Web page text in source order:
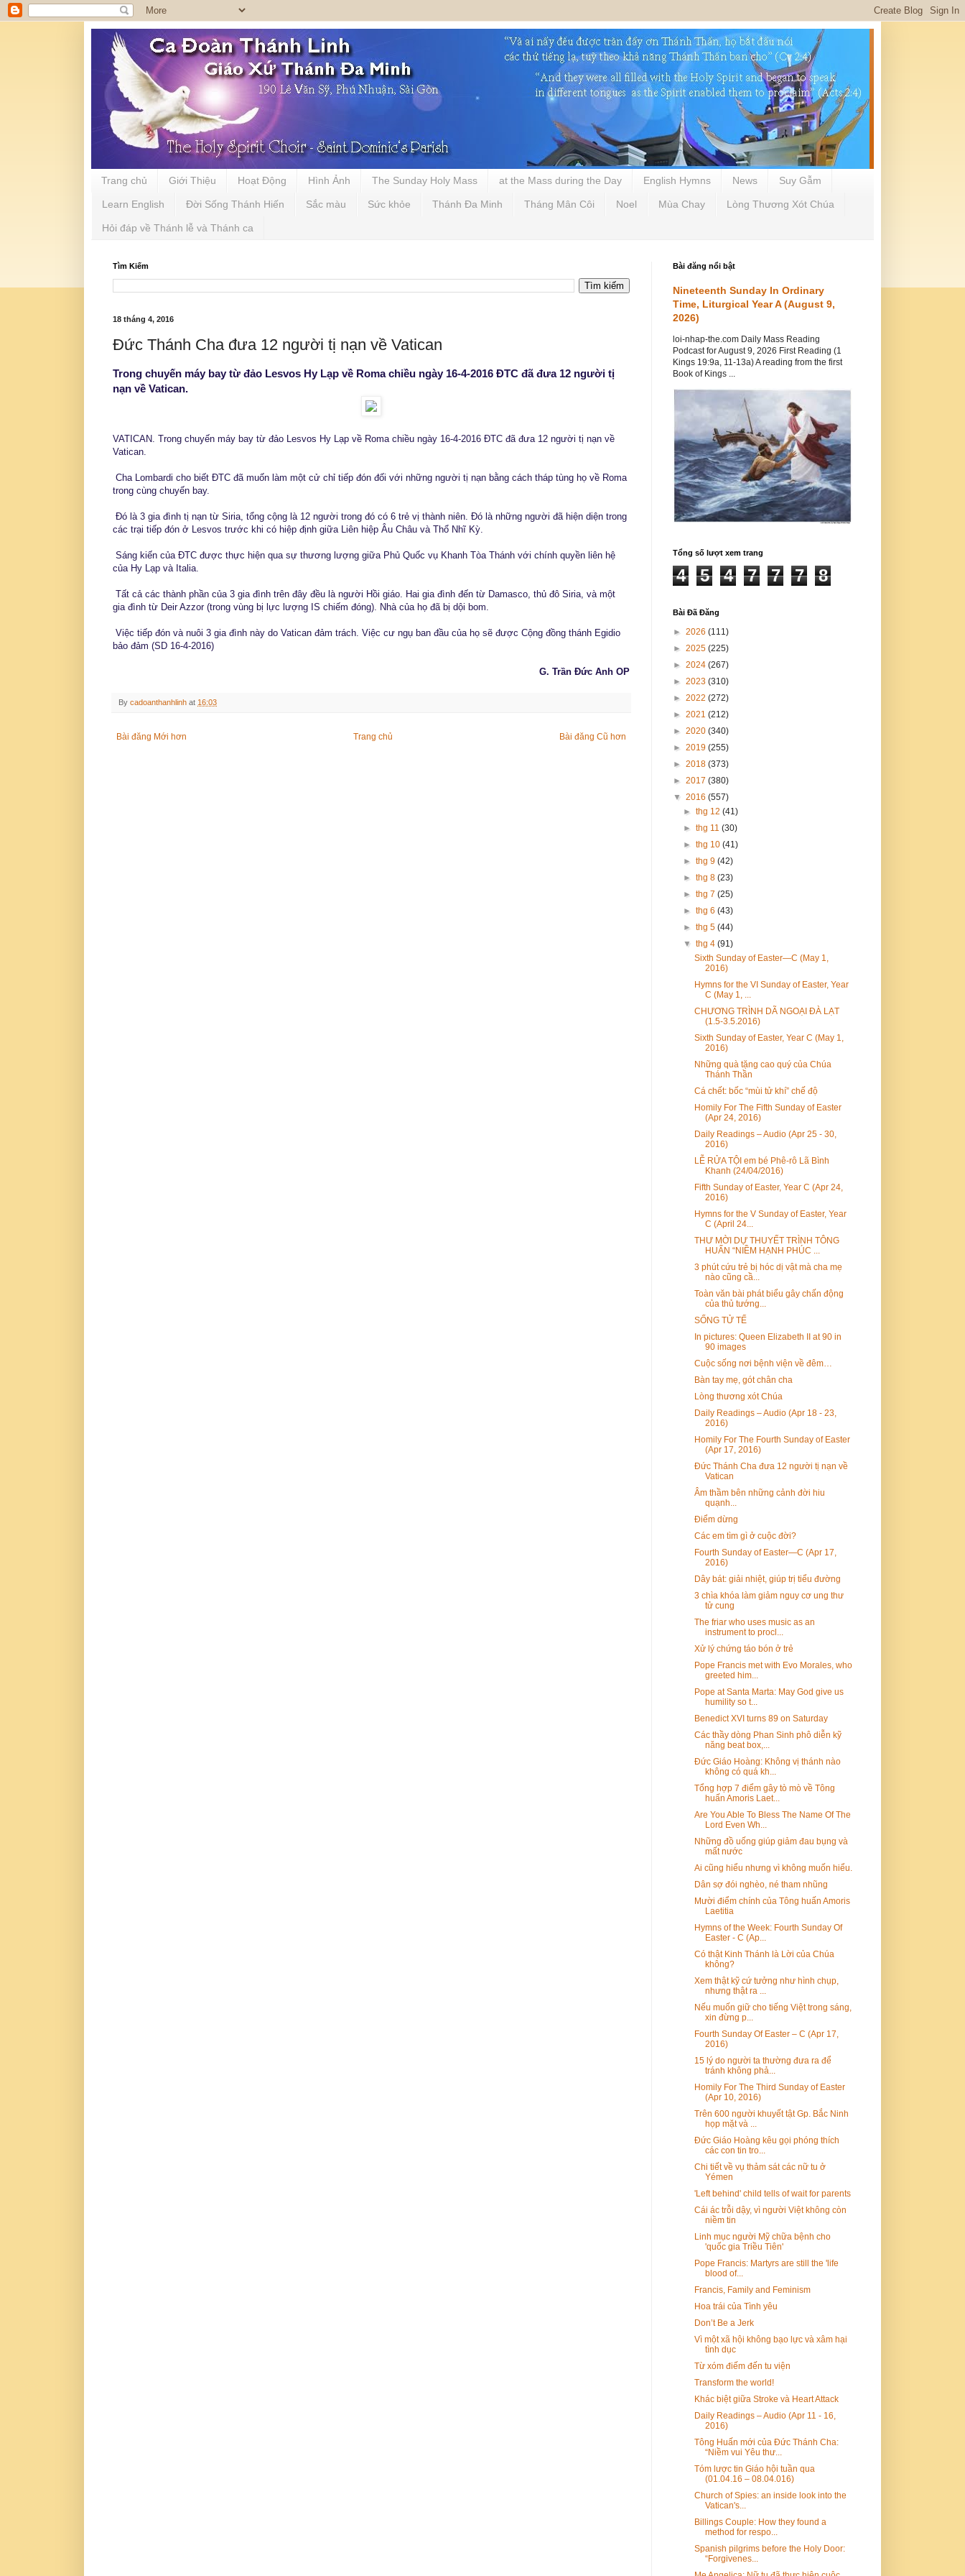
Trang chủ Giới Thiệu Hoạt Động Hình Ảnh The Sunday Holy Mass at the Mass during the Day English Hymns News Suy Gẫm
Learn English Đời Sống Thánh Hiến Sắc màu Sức khỏe Thánh Đa Minh Tháng Mân Côi Noel Mùa Chay Lòng Thương Xót Chúa
Hỏi đáp về Thánh lễ và Thánh ca
Tìm Kiếm
18 tháng 4, 2016
Đức Thánh Cha đưa 12 người tị nạn về Vatican
Trong chuyến máy bay từ đảo Lesvos Hy Lạp về Roma chiều ngày 16-4-2016 ĐTC đã đưa 12 người tị
nạn về Vatican.
VATICAN. Trong chuyến máy bay từ đảo Lesvos Hy Lạp về Roma chiều ngày 16-4-2016 ĐTC đã đưa 12 người tị nạn về
Vatican.
Cha Lombardi cho biết ĐTC đã muốn làm một cử chỉ tiếp đón đối với những người tị nạn bằng cách tháp tùng họ về Roma
trong cùng chuyến bay.
Đó là 3 gia đình tị nạn từ Siria, tổng cộng là 12 người trong đó có 6 trẻ vị thành niên. Đó là những người đã hiện diện trong
các trại tiếp đón ở Lesvos trước khi có hiệp định giữa Liên hiệp Âu Châu và Thổ Nhĩ Kỳ.
Sáng kiến của ĐTC được thực hiện qua sự thương lượng giữa Phủ Quốc vụ Khanh Tòa Thánh với chính quyền liên hệ
của Hy Lạp và Italia.
Tất cả các thành phần của 3 gia đình trên đây đều là người Hồi giáo. Hai gia đình đến từ Damasco, thủ đô Siria, và một
gia đình từ Deir Azzor (trong vùng bị lực lượng IS chiếm đóng). Nhà của họ đã bị dội bom.
Việc tiếp đón và nuôi 3 gia đình này do Vatican đảm trách. Việc cư ngụ ban đầu của họ sẽ được Cộng đồng thánh Egidio
bảo đảm (SD 16-4-2016)
G. Trần Đức Anh OP
By cadoanthanhlinh at 16:03
Bài đăng Mới hơn Bài đăng Cũ hơn
Trang chủ
Bài đăng nổi bật
Nineteenth Sunday In Ordinary
Time, Liturgical Year A (August 9,
2026)
loi-nhap-the.com Daily Mass Reading
Podcast for August 9, 2026 First Reading (1
Kings 19:9a, 11-13a) A reading from the first
Book of Kings ...
Tổng số lượt xem trang
4 5 4 7 7 7 8
Bài Đã Đăng
► 2026 (111)
► 2025 (225)
► 2024 (267)
► 2023 (310)
► 2022 (272)
► 2021 (212)
► 2020 (340)
► 2019 (255)
► 2018 (373)
► 2017 (380)
▼ 2016 (557)
►thg 12(41)
►thg 11(30)
►thg 10(41)
►thg 9(42)
►thg 8(23)
►thg 7(25)
►thg 6(43)
►thg 5(44)
▼thg 4(91)
Sixth Sunday of Easter—C (May 1,
2016)
Hymns for the VI Sunday of Easter, Year
C (May 1, ...
CHƯƠNG TRÌNH DÃ NGOẠI ĐÀ LẠT
(1.5-3.5.2016)
Sixth Sunday of Easter, Year C (May 1,
2016)
Những quà tặng cao quý của Chúa
Thánh Thần
Cá chết: bốc “mùi tử khí” chế độ
Homily For The Fifth Sunday of Easter
(Apr 24, 2016)
Daily Readings – Audio (Apr 25 - 30,
2016)
LỄ RỬA TỘI em bé Phê-rô Lã Bình
Khanh (24/04/2016)
Fifth Sunday of Easter, Year C (Apr 24,
2016)
Hymns for the V Sunday of Easter, Year
C (April 24...
THƯ MỜI DỰ THUYẾT TRÌNH TÔNG
HUẤN “NIỀM HẠNH PHÚC ...
3 phút cứu trẻ bị hóc dị vật mà cha mẹ
nào cũng cầ...
Toàn văn bài phát biểu gây chấn động
của thủ tướng...
SỐNG TỬ TẾ
In pictures: Queen Elizabeth II at 90 in
90 images
Cuộc sống nơi bệnh viện về đêm…
Bàn tay mẹ, gót chân cha
Lòng thương xót Chúa
Daily Readings – Audio (Apr 18 - 23,
2016)
Homily For The Fourth Sunday of Easter
(Apr 17, 2016)
Đức Thánh Cha đưa 12 người tị nạn về
Vatican
Âm thầm bên những cảnh đời hiu
quạnh...
Điểm dừng
Các em tìm gì ở cuộc đời?
Fourth Sunday of Easter—C (Apr 17,
2016)
Dây bát: giải nhiệt, giúp trị tiểu đường
3 chìa khóa làm giảm nguy cơ ung thư
tử cung
The friar who uses music as an
instrument to procl...
Xử lý chứng táo bón ở trẻ
Pope Francis met with Evo Morales, who
greeted him...
Pope at Santa Marta: May God give us
humility so t...
Benedict XVI turns 89 on Saturday
Các thầy dòng Phan Sinh phô diễn kỹ
năng beat box,...
Đức Giáo Hoàng: Không vị thánh nào
không có quá kh...
Tổng hợp 7 điểm gây tò mò về Tông
huấn Amoris Laet...
Are You Able To Bless The Name Of The
Lord Even Wh...
Những đồ uống giúp giảm đau bụng và
mất nước
Ai cũng hiểu nhưng vì không muốn hiểu.
Dân sợ đói nghèo, né tham nhũng
Mười điểm chính của Tông huấn Amoris
Laetitia
Hymns of the Week: Fourth Sunday Of
Easter - C (Ap...
Có thật Kinh Thánh là Lời của Chúa
không?
Xem thật kỹ cứ tưởng như hình chụp,
nhưng thật ra ...
Nếu muốn giữ cho tiếng Việt trong sáng,
xin đừng p...
Fourth Sunday Of Easter – C (Apr 17,
2016)
15 lý do người ta thường đưa ra để
tránh không phả...
Homily For The Third Sunday of Easter
(Apr 10, 2016)
Trên 600 người khuyết tật Gp. Bắc Ninh
họp mặt và ...
Đức Giáo Hoàng kêu gọi phóng thích
các con tin tro...
Chi tiết về vụ thảm sát các nữ tu ở
Yémen
'Left behind' child tells of wait for parents
Cái ác trỗi dậy, vì người Việt không còn
niềm tin
Linh mục người Mỹ chữa bệnh cho
'quốc gia Triều Tiên'
Pope Francis: Martyrs are still the 'life
blood of...
Francis, Family and Feminism
Hoa trái của Tình yêu
Don’t Be a Jerk
Vì một xã hội không bạo lực và xâm hại
tình dục
Từ xóm điếm đến tu viện
Transform the world!
Khác biệt giữa Stroke và Heart Attack
Daily Readings – Audio (Apr 11 - 16,
2016)
Tông Huấn mới của Đức Thánh Cha:
“Niềm vui Yêu thư...
Tóm lược tin Giáo hội tuần qua
(01.04.16 – 08.04.016)
Church of Spies: an inside look into the
Vatican's...
Billings Couple: How they found a
method for respo...
Spanish pilgrims before the Holy Door:
“Forgivenes...